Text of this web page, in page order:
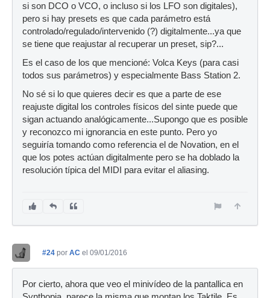
si son DCO o VCO, o incluso si los LFO son digitales),
pero si hay presets es que cada parámetro está
controlado/regulado/intervenido (?) digitalmente...ya que
se tiene que reajustar al recuperar un preset, sip?...
Es el caso de los que mencioné: Volca Keys (para casi
todos sus parámetros) y especialmente Bass Station 2.
No sé si lo que quieres decir es que a parte de ese
reajuste digital los controles físicos del sinte puede que
sigan actuando analógicamente...Supongo que es posible
y reconozco mi ignorancia en este punto. Pero yo
seguiría tomando como referencia el de Novation, en el
que los potes actúan digitalmente pero se ha doblado la
resolución típica del MIDI para evitar el aliasing.
#24 por AC el 09/01/2016
Por cierto, ahora que veo el minivídeo de la pantallica en